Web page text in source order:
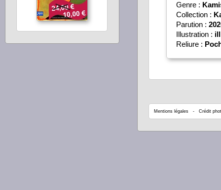
Genre :
Collection :
Parution :
Illustration :
Reliure :
Mentions légales - Crédit